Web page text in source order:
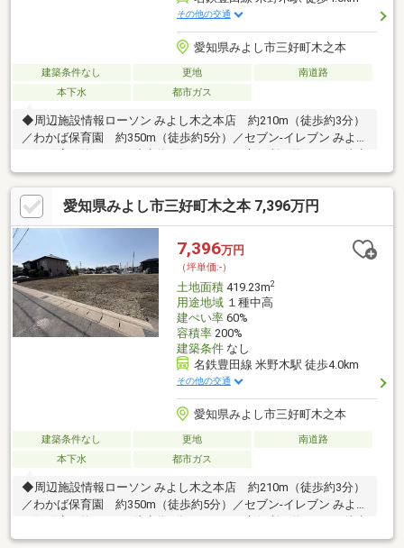
その他の交通
愛知県みよし市三好町木之本
建築条件なし 更地
南道路
本下水
都市ガス
◆周辺施設情報ローソン みよし木之本店 約210m（徒歩約3分）
／わかば保育園 約350m（徒歩約5分）／セブン-イレブン みよし
約12分）／イオン三好ショッピングセンター 約1100m（徒歩約
16分）当社では現在、DX推進の一環として電子契約を推奨してお
ります。手続きのスピードアップ及びコスト削減を図るため、従
来の書面契約から電子契約（デジタル締結）への切り替えをお願
いしたく存じます。詳細は担当者へお問い合わせください。
愛知県みよし市三好町木之本 7,396万円
7,396万円
（坪単価:-）
土地面積419.23m2
用途地域１種中高
建ぺい率60%
容積率200%
建築条件なし
名鉄豊田線 米野木駅 徒歩4.0km
その他の交通
愛知県みよし市三好町木之本
建築条件なし 更地
南道路
本下水
都市ガス
◆周辺施設情報ローソン みよし木之本店 約210m（徒歩約3分）
／わかば保育園 約350m（徒歩約5分）／セブン-イレブン みよし
約12分）／イオン三好ショッピングセンター 約1100m（徒歩約